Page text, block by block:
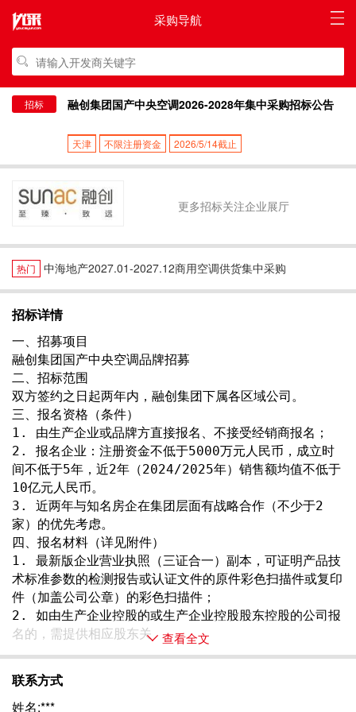
采购导航
招标 融创集团国产中央空调2026-2028年集中采购招标公告
天津 不限注册资金 2026/5/14截止
更多招标关注企业展厅
热门 中海地产2027.01-2027.12商用空调供货集中采购
招标详情
一、招募项目
融创集团国产中央空调品牌招募
二、招标范围
双方签约之日起两年内，融创集团下属各区域公司。
三、报名资格（条件）
1. 由生产企业或品牌方直接报名、不接受经销商报名；
2. 报名企业：注册资金不低于5000万元人民币，成立时
间不低于5年，近2年（2024/2025年）销售额均值不低于
10亿元人民币。
3. 近两年与知名房企在集团层面有战略合作（不少于2
家）的优先考虑。
四、报名材料（详见附件）
1. 最新版企业营业执照（三证合一）副本，可证明产品技
术标准参数的检测报告或认证文件的原件彩色扫描件或复印
件（加盖公司公章）的彩色扫描件；
2. 如由生产企业控股的或生产企业控股股东控股的公司报
名的，需提供相应股东关 查看全文
联系方式
姓名:***